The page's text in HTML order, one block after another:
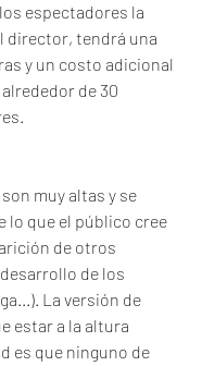
espectadores la
director, tendrá una
y un costo adicional
de 30
muy altas y se
lo que el público cree
de otros
de los
La versión de
estar a la altura
es que ninguno de